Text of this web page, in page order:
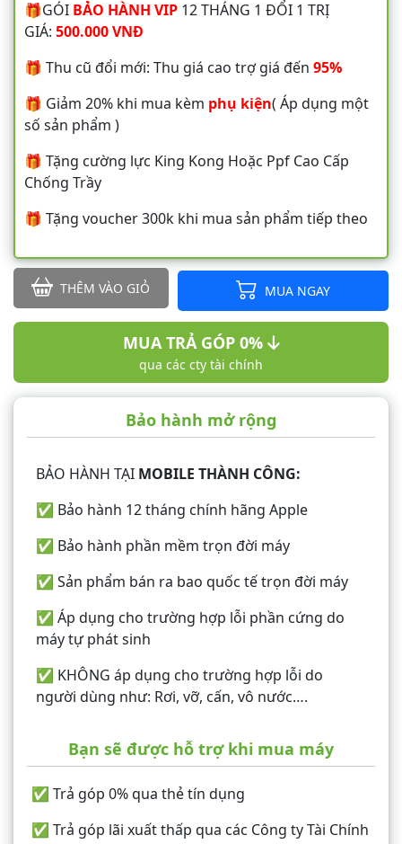
🎁GÓI BẢO HÀNH VIP 12 THÁNG 1 ĐỔI 1 TRỊ
GIÁ: 500.000 VNĐ
🎁 Thu cũ đổi mới: Thu giá cao trợ giá đến 95%
🎁 Giảm 20% khi mua kèm phụ kiện( Áp dụng một
số sản phẩm )
🎁 Tặng cường lực King Kong Hoặc Ppf Cao Cấp
Chống Trầy
🎁 Tặng voucher 300k khi mua sản phẩm tiếp theo
THÊM VÀO GIỎ MUA NGAY
MUA TRẢ GÓP 0%
qua các cty tài chính
Bảo hành mở rộng
BẢO HÀNH TẠI MOBILE THÀNH CÔNG:
✅ Bảo hành 12 tháng chính hãng Apple
✅ Bảo hành phần mềm trọn đời máy
✅ Sản phẩm bán ra bao quốc tế trọn đời máy
✅ Áp dụng cho trường hợp lỗi phần cứng do
máy tự phát sinh
✅ KHÔNG áp dụng cho trường hợp lỗi do
người dùng như: Rơi, vỡ, cấn, vô nước….
Bạn sẽ được hỗ trợ khi mua máy
✅ Trả góp 0% qua thẻ tín dụng
✅ Trả góp lãi xuất thấp qua các Công ty Tài Chính